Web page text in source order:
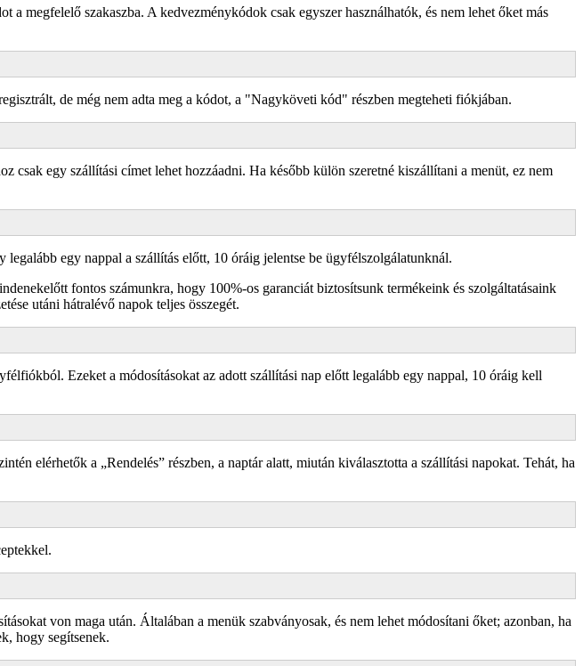
megfelelő szakaszba. A kedvezménykódok csak egyszer használhatók, és nem lehet őket más
de még nem adta meg a kódot, a "Nagyköveti kód" részben megteheti fiókjában.
csak egy szállítási címet lehet hozzáadni. Ha később külön szeretné kiszállítani a menüt, ez nem
egy nappal a szállítás előtt, 10 óráig jelentse be ügyfélszolgálatunknál.
fontos számunkra, hogy 100%-os garanciát biztosítsunk termékeink és szolgáltatásaink
utáni hátralévő napok teljes összegét.
Ezeket a módosításokat az adott szállítási nap előtt legalább egy nappal, 10 óráig kell
elérhetők a „Rendelés” részben, a naptár alatt, miután kiválasztotta a szállítási napokat. Tehát, ha
von maga után. Általában a menük szabványosak, és nem lehet módosítani őket; azonban, ha
hogy segítsenek.